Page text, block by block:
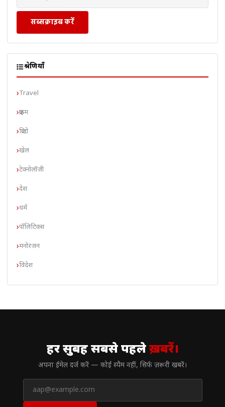
सब्सक्राइब करें
श्रेणियाँ
Travel
क्राइम
क्रिप्टो
खेल
टेक्नोलॉजी
देश
धर्म
पॉलिटिक्स
मनोरंजन
विदेश
हर सुबह सबसे पहलेख़बरें।
अपना ईमेल दर्ज करें — कोई स्पैम नहीं, सिर्फ ज़रूरी खबरें।